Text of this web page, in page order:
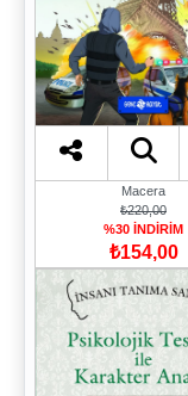
Macera
₺220,00
%30 İNDİRİM
₺154,00